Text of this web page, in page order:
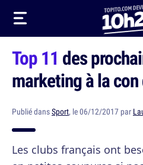
Top 11 des
marketing à la
Publié dansSport, le 06/12/2017 par
Les clubs français ont